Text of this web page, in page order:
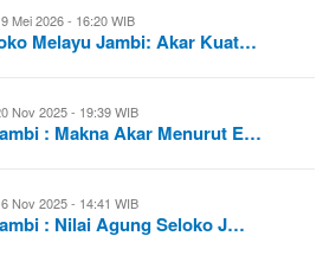
Mei 2026 - 16:20 WIB
Melayu Jambi: Akar Kuat…
Nov 2025 - 19:39 WIB
: Makna Akar Menurut E…
Nov 2025 - 14:41 WIB
: Nilai Agung Seloko J…